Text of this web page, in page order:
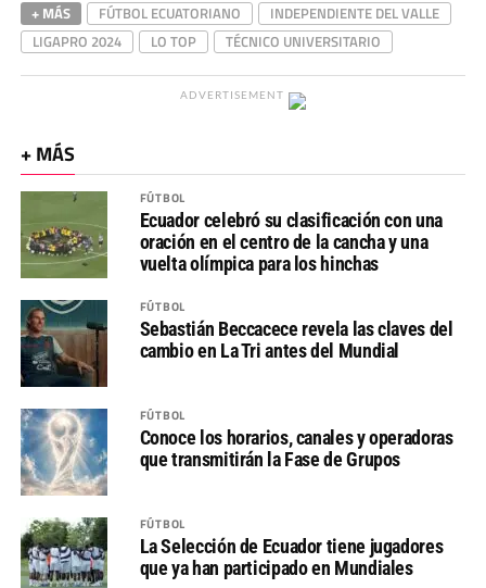
+ MÁS FÚTBOL ECUATORIANO
INDEPENDIENTE DEL VALLE
LIGAPRO 2024
LO TOP TÉCNICO UNIVERSITARIO
ADVERTISEMENT
+ MÁS
FÚTBOL
Ecuador celebró su clasificación con una
oración en el centro de la cancha y una
vuelta olímpica para los hinchas
FÚTBOL
Sebastián Beccacece revela las claves del
cambio en La Tri antes del Mundial
FÚTBOL
Conoce los horarios, canales y operadoras
que transmitirán la Fase de Grupos
FÚTBOL
La Selección de Ecuador tiene jugadores
que ya han participado en Mundiales